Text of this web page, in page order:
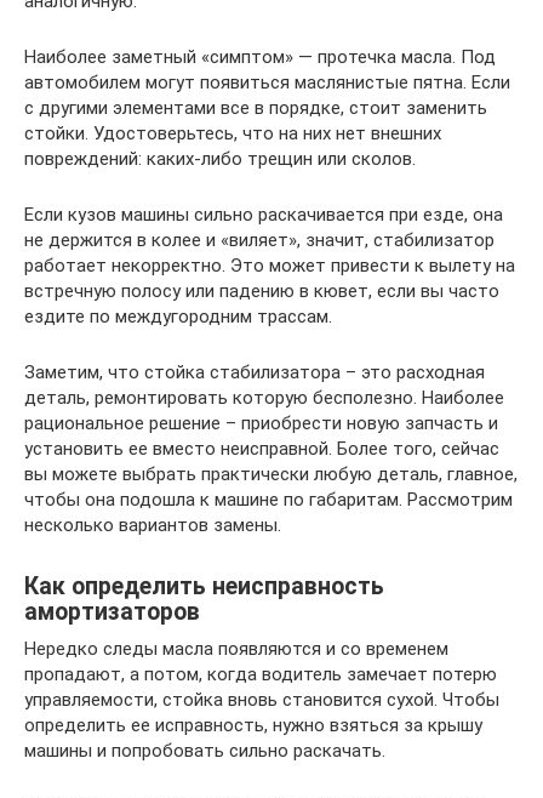
Наиболее заметный «симптом» — протечка масла. Под
автомобилем могут появиться маслянистые пятна. Если
с другими элементами все в порядке, стоит заменить
стойки. Удостоверьтесь, что на них нет внешних
повреждений: каких-либо трещин или сколов.
Если кузов машины сильно раскачивается при езде, она
не держится в колее и «виляет», значит, стабилизатор
работает некорректно. Это может привести к вылету на
встречную полосу или падению в кювет, если вы часто
ездите по междугородним трассам.
Заметим, что стойка стабилизатора – это расходная
деталь, ремонтировать которую бесполезно. Наиболее
рациональное решение – приобрести новую запчасть и
установить ее вместо неисправной. Более того, сейчас
вы можете выбрать практически любую деталь, главное,
чтобы она подошла к машине по габаритам. Рассмотрим
несколько вариантов замены.
Как определить неисправность
амортизаторов
Нередко следы масла появляются и со временем
пропадают, а потом, когда водитель замечает потерю
управляемости, стойка вновь становится сухой. Чтобы
определить ее исправность, нужно взяться за крышу
машины и попробовать сильно раскачать.